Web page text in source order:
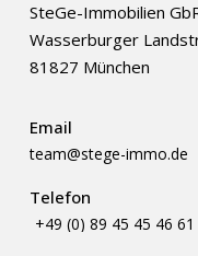
SteGe-Immobilien
Wasserburger
81827 München
Email
team@stege-immo.de
Telefon
+49 (0) 89 45 45 46 61